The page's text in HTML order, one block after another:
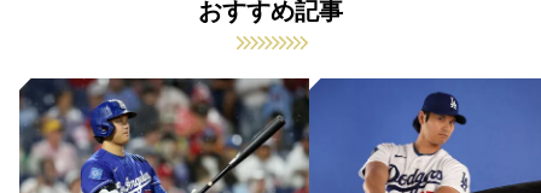
おすすめ記事